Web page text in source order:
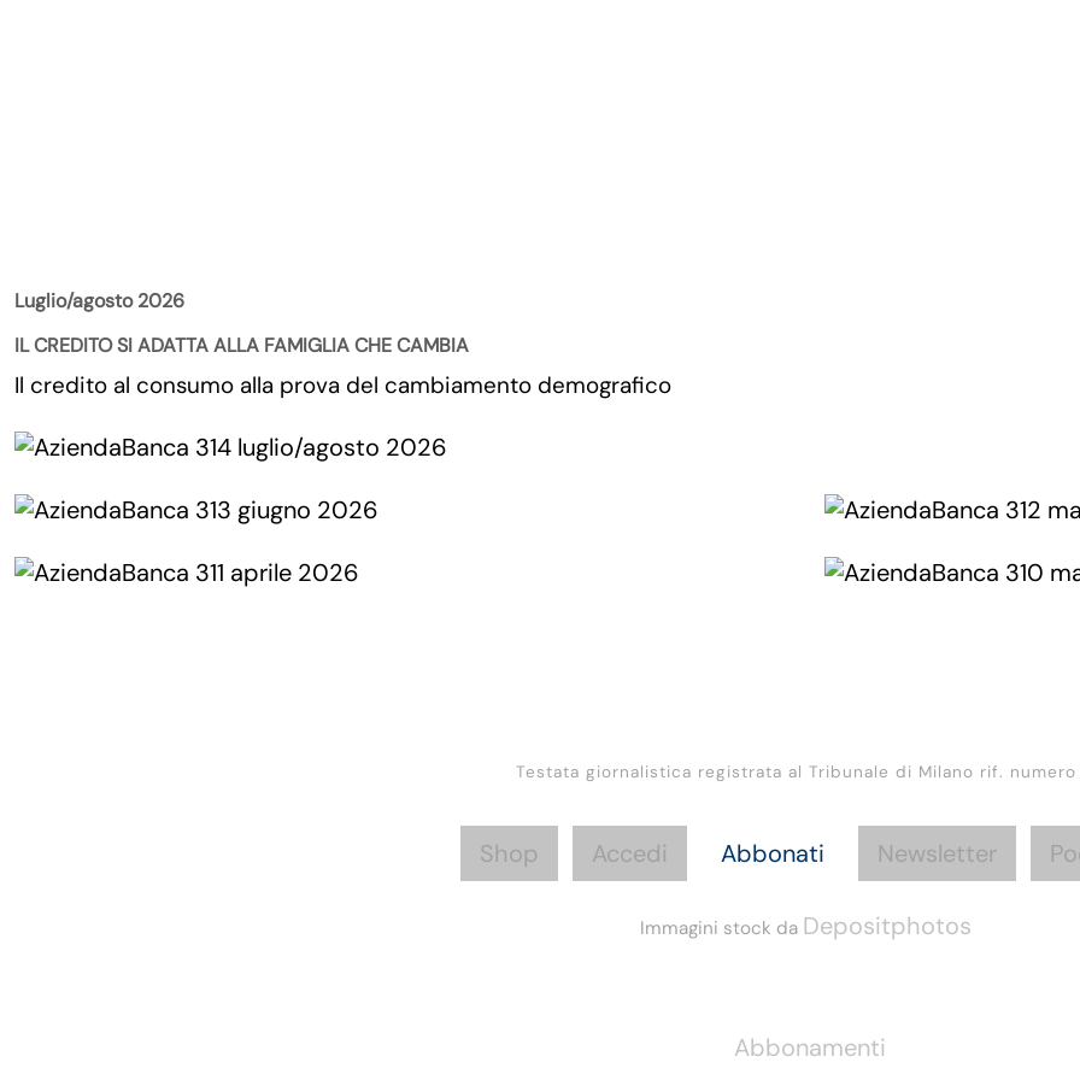
Luglio/agosto 2026
IL CREDITO SI ADATTA ALLA FAMIGLIA CHE CAMBIA
Il credito al consumo alla prova del cambiamento demografico
Testata giornalistica registrata al Tribunale di Milano rif. numero
Shop Accedi Abbonati Newsletter
Immagini stock da Depositphotos
Abbonamenti